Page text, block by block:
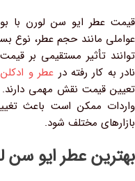
قیمت عطر ایو سن لورن با
عواملی مانند حجم عطر، نوع
توانند تأثیر مستقیمی بر
نادر به کار رفته در عطر و ادکلن
تعیین قیمت نقش مهمی دارند.
واردات ممکن است باعث
بازارهای مختلف شود.
بهترین عطر ایو سن